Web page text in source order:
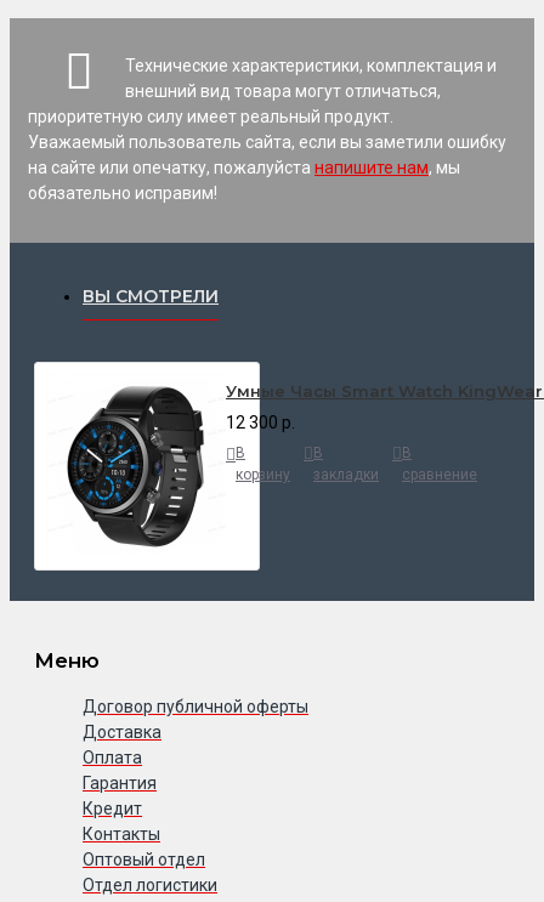
Технические характеристики, комплектация и
внешний вид товара могут отличаться,
приоритетную силу имеет реальный продукт.
Уважаемый пользователь сайта, если вы заметили ошибку
на сайте или опечатку, пожалуйста напишите нам, мы
обязательно исправим!
ВЫ СМОТРЕЛИ
Умные Часы Smart Watch KingWear
12 300 р.
В
корзину
В
закладки
В
сравнение
Меню
Договор публичной оферты
Доставка
Оплата
Гарантия
Кредит
Контакты
Оптовый отдел
Отдел логистики